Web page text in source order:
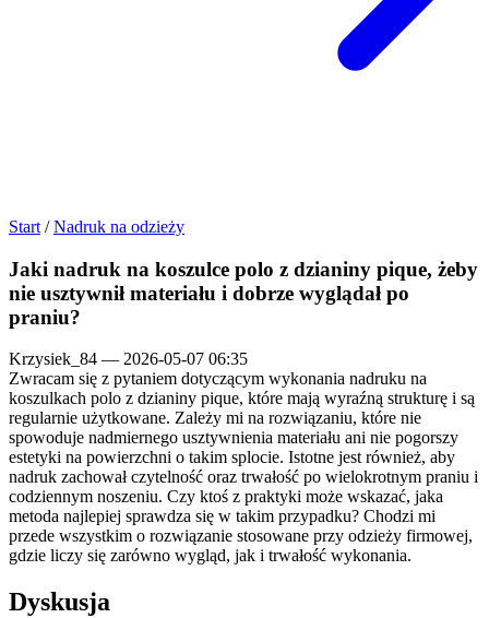
Start / Nadruk na odzieży
Jaki nadruk na koszulce polo z dzianiny pique, żeby
nie usztywnił materiału i dobrze wyglądał po
praniu?
Krzysiek_84 — 2026-05-07 06:35
Zwracam się z pytaniem dotyczącym wykonania nadruku na
koszulkach polo z dzianiny pique, które mają wyraźną strukturę i są
regularnie użytkowane. Zależy mi na rozwiązaniu, które nie
spowoduje nadmiernego usztywnienia materiału ani nie pogorszy
estetyki na powierzchni o takim splocie. Istotne jest również, aby
nadruk zachował czytelność oraz trwałość po wielokrotnym praniu i
codziennym noszeniu. Czy ktoś z praktyki może wskazać, jaka
metoda najlepiej sprawdza się w takim przypadku? Chodzi mi
przede wszystkim o rozwiązanie stosowane przy odzieży firmowej,
gdzie liczy się zarówno wygląd, jak i trwałość wykonania.
Dyskusja